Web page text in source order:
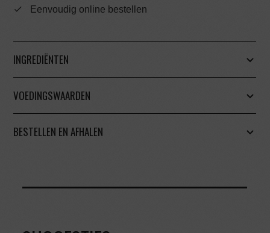
Eenvoudig online bestellen
INGREDIËNTEN
VOEDINGSWAARDEN
BESTELLEN EN AFHALEN